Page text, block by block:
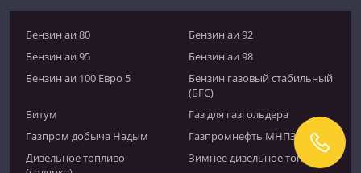
Бензин аи 80
Бензин аи 92
Бензин аи 95
Бензин аи 98
Бензин аи 100 Евро 5
Бензин газовый стабильный
(БГС)
Битум
Газ для газгольдера
Газпром добыча Надым
Газпромнефть МНПЗ
Дизельное топливо
Зимнее дизельное топливо